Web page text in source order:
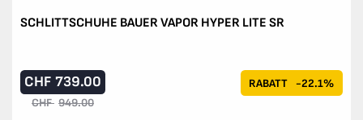
SCHLITTSCHUHE BAUER VAPOR HYPER LITE SR
RABATT -22.1%
CHF 739.00
CHF 949.00